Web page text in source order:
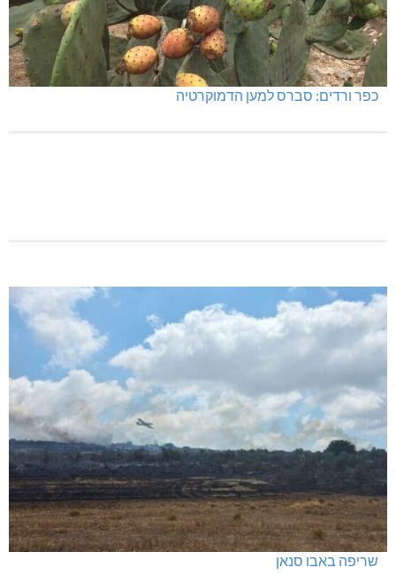
כפר ורדים: סברס למען הדמוקרטיה
שריפה באבו סנאן